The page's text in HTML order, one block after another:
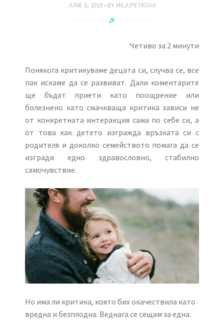
JUNE 8, 2019 BY MILA.PETKOVA
Четиво за 2 минути
Понякога критикуваме децата си, случва се, все
пак искаме да се развиват. Дали коментарите
ще бъдат приети като поощрение или
болезнено като смачкваща критика зависи не
от конкретната интеракция сама по себе си, а
от това как детето изгражда връзката си с
родителя и доколко семейството помага да се
изгради едно здравословно, стабилно
самочувствие.
Но има ли критика, която бих окачествила като
вредна и безплодна. Веднага се сещам за една.